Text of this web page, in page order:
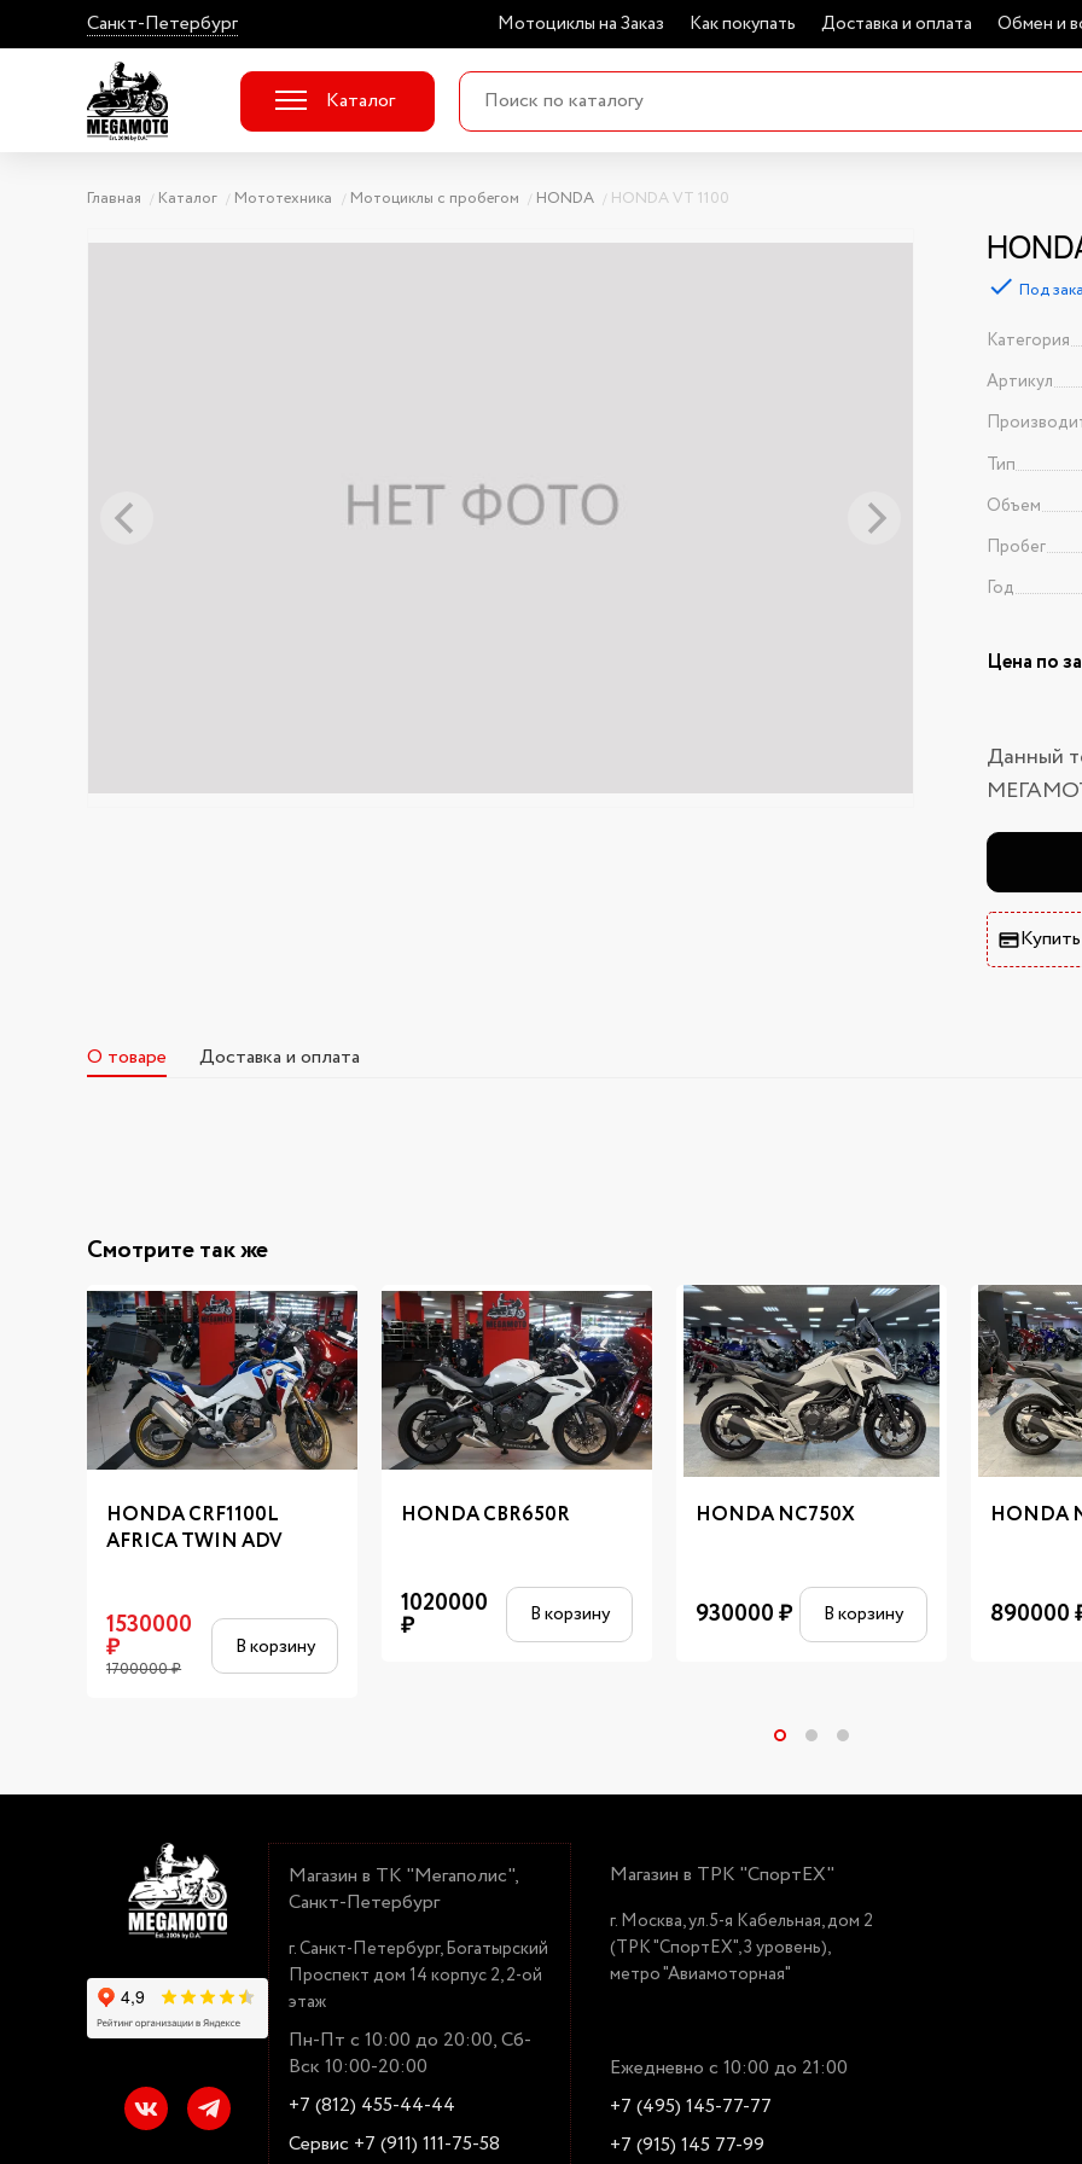
Санкт-Петербург Мотоциклы на Заказ Как покупать Доставка и оплата Обмен и
Каталог
Главная Каталог Мототехника Мотоциклы с пробегом HONDA HONDA VT 1100
Под
Категория
Артикул
Тип
Объем
Пробег
Год
Цена по
Данный
О товаре Доставка и оплата
Смотрите так же
HONDA CRF1100L
AFRICA TWIN ADV
1530000
₽
1700000₽
В корзину
HONDA CBR650R
1020000
₽ В корзину
HONDA NC750X
930000₽ В корзину
HONDA
890000
Магазин в ТК "Мегаполис",
Санкт-Петербург
г. Санкт-Петербург, Богатырский
Проспект дом 14 корпус 2, 2-ой
этаж
Пн-Пт с 10:00 до 20:00, Сб-
Вск 10:00-20:00
+7 (812) 455-44-44
Сервис +7 (911) 111-75-58
Магазин в ТРК "СпортЕХ"
г. Москва, ул.5-я Кабельная, дом 2
(ТРК "СпортЕХ", 3 уровень),
метро "Авиамоторная"
Ежедневно с 10:00 до 21:00
+7 (495) 145-77-77
+7 (915) 145 77-99